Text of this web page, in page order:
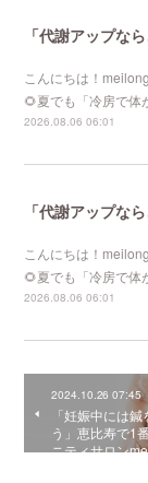
こんにちは！
🌻夏でも「冷房で
2026.08.06 06:01
こんにちは！
🌻夏でも「冷房で
2026.08.06 06:01
2024.10.26 07:45
「妊娠中には
う」恵比寿で1
ニティサロン